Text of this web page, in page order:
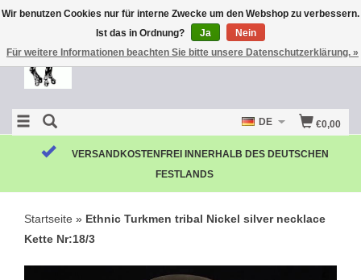
€0,00
DE
VERSANDKOSTENFREI INNERHALB DES DEUTSCHEN
FESTLANDS
Startseite » Ethnic Turkmen tribal Nickel silver necklace
Kette Nr:18/3
Wir benutzen Cookies nur für interne Zwecke um den Webshop zu verbessern.
Ist das in Ordnung?
Ja
Nein
Für weitere Informationen beachten Sie bitte unsere Datenschutzerklärung. »